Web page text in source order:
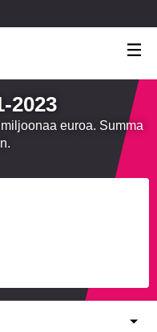
2023
euroa. Summa